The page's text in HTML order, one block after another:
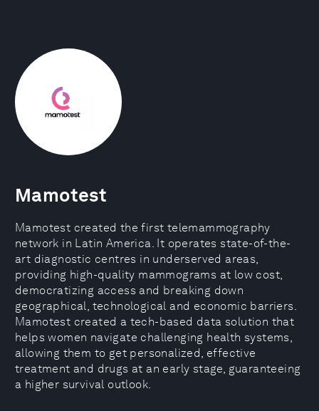
Mamotest
Mamotest created the first telemammography
network in Latin America. It operates state-of-the-
art diagnostic centres in underserved areas,
providing high-quality mammograms at low cost,
democratizing access and breaking down
geographical, technological and economic barriers.
Mamotest created a tech-based data solution that
helps women navigate challenging health systems,
allowing them to get personalized, effective
treatment and drugs at an early stage, guaranteeing
a higher survival outlook.